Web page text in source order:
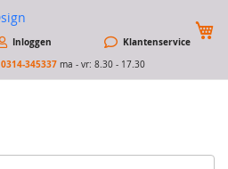
Inloggen Klantenservice
0314-345337 ma - vr: 8.30 - 17.30